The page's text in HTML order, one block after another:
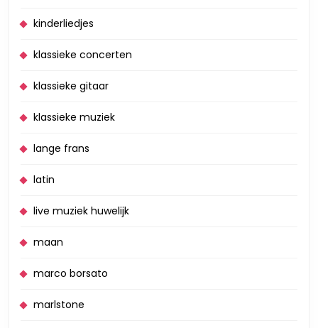
kinderliedjes
klassieke concerten
klassieke gitaar
klassieke muziek
lange frans
latin
live muziek huwelijk
maan
marco borsato
marlstone